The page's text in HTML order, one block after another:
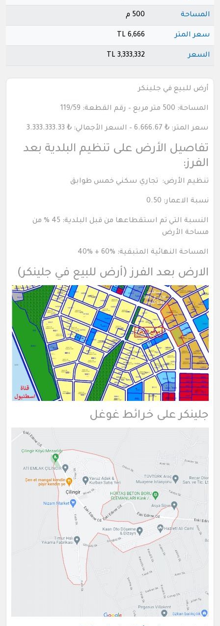
المساحة 500 م
سعر المتر 6,666 TL
السعر 3,333,332 TL
أرض للبيع في جلينكر
المساحة: 500 متر مربع – رقم القطعة: 119/59
سعر المتر: ₺ 6.666.67 – السعر الأجمالي: ₺ 3.333.333.33
تفاصيل الأرض على تنظيم البلدية بعد
الفرز:
تنظيم الأرض: تجاري سكني خمس طوابق
نسبة الاعمار: 0.50
النسبة التي تم استقطاعها من قبل البلدية: 45 % من
مساحة الأرض
المساحة النهائية المتبقية: %60 + %40
الارض بعد الفرز (أرض للبيع في جلينكر)
جلينكر على خرائط غوغل